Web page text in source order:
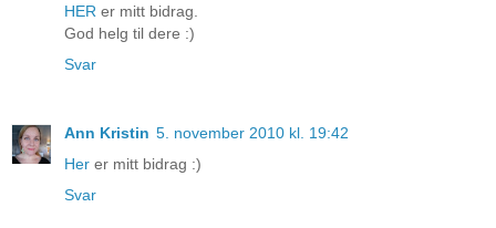
HER er mitt bidrag.
God helg til dere :)
Svar
Ann Kristin 5. november 2010 kl. 19:42
Her er mitt bidrag :)
Svar